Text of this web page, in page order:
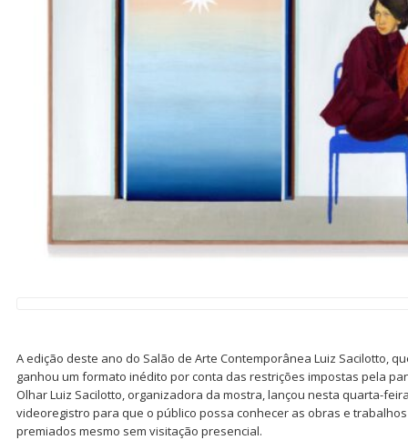
A edição deste ano do Salão de Arte Contemporânea Luiz Sacilotto,
ganhou um formato inédito por conta das restrições impostas pela
Olhar Luiz Sacilotto, organizadora da mostra, lançou nesta quarta-
videoregistro para que o público possa conhecer as obras e
premiados mesmo sem visitação presencial.